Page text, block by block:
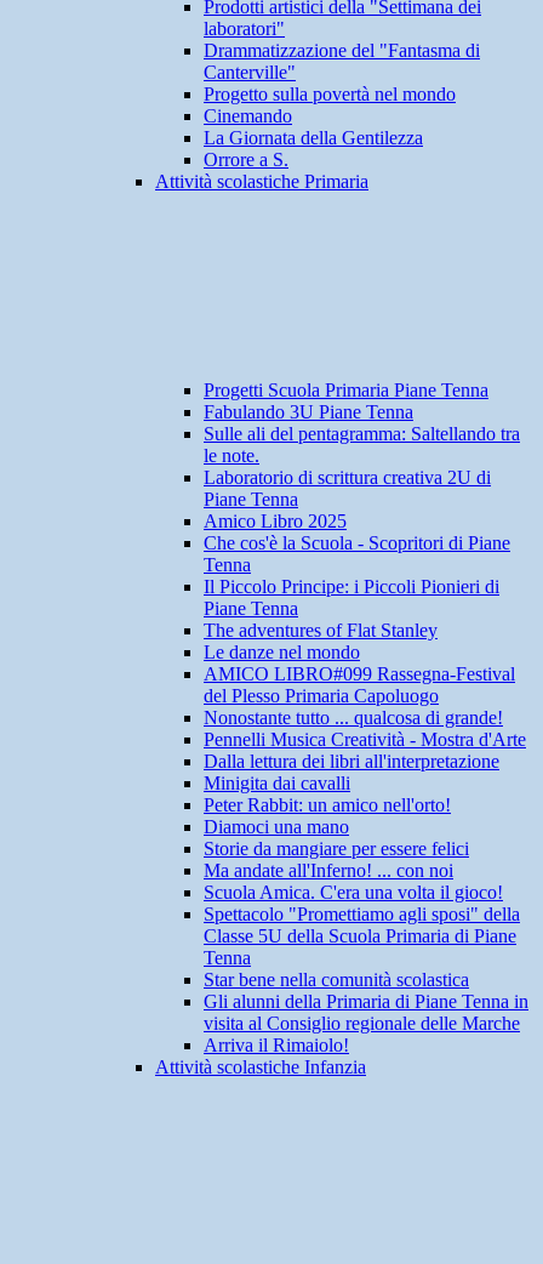
Prodotti artistici della "Settimana dei
laboratori"
Drammatizzazione del "Fantasma di
Canterville"
Progetto sulla povertà nel mondo
Cinemando
La Giornata della Gentilezza
Orrore a S.
Attività scolastiche Primaria
Progetti Scuola Primaria Piane Tenna
Fabulando 3U Piane Tenna
Sulle ali del pentagramma: Saltellando tra
le note.
Laboratorio di scrittura creativa 2U di
Piane Tenna
Amico Libro 2025
Che cos'è la Scuola - Scopritori di Piane
Tenna
Il Piccolo Principe: i Piccoli Pionieri di
Piane Tenna
The adventures of Flat Stanley
Le danze nel mondo
AMICO LIBRO#099 Rassegna-Festival
del Plesso Primaria Capoluogo
Nonostante tutto ... qualcosa di grande!
Pennelli Musica Creatività - Mostra d'Arte
Dalla lettura dei libri all'interpretazione
Minigita dai cavalli
Peter Rabbit: un amico nell'orto!
Diamoci una mano
Storie da mangiare per essere felici
Ma andate all'Inferno! ... con noi
Scuola Amica. C'era una volta il gioco!
Spettacolo "Promettiamo agli sposi" della
Classe 5U della Scuola Primaria di Piane
Tenna
Star bene nella comunità scolastica
Gli alunni della Primaria di Piane Tenna in
visita al Consiglio regionale delle Marche
Arriva il Rimaiolo!
Attività scolastiche Infanzia